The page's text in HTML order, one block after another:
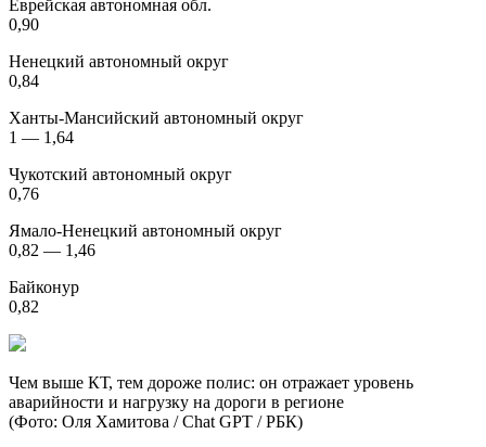
Еврейская автономная обл.
0,90
Ненецкий автономный округ
0,84
Ханты-Мансийский автономный округ
1 — 1,64
Чукотский автономный округ
0,76
Ямало-Ненецкий автономный округ
0,82 — 1,46
Байконур
0,82
Чем выше КТ, тем дороже полис: он отражает уровень
аварийности и нагрузку на дороги в регионе
(Фото: Оля Хамитова / Chat GPT / РБК)